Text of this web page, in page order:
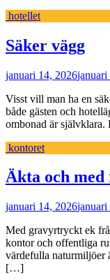
hotellet
Säker vägg
januari 14, 2026januari
Visst vill man ha en
både gästen och
ombonad är
kontoret
Äkta och med
januari 14, 2026januari
Med gravyrtryckt ek
kontor och offentliga
värdefulla naturmiljöer
[…]